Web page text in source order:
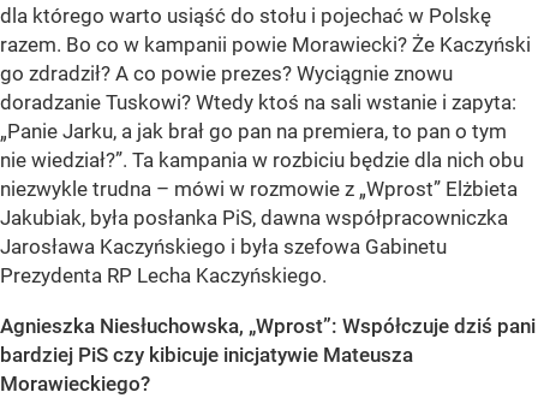
dla którego warto usiąść do stołu i pojechać w Polskę
razem. Bo co w kampanii powie Morawiecki? Że Kaczyński
go zdradził? A co powie prezes? Wyciągnie znowu
doradzanie Tuskowi? Wtedy ktoś na sali wstanie i zapyta:
„Panie Jarku, a jak brał go pan na premiera, to pan o tym
nie wiedział?”. Ta kampania w rozbiciu będzie dla nich obu
niezwykle trudna – mówi w rozmowie z „Wprost” Elżbieta
Jakubiak, była posłanka PiS, dawna współpracowniczka
Jarosława Kaczyńskiego i była szefowa Gabinetu
Prezydenta RP Lecha Kaczyńskiego.
Agnieszka Niesłuchowska, „Wprost”: Współczuje dziś pani
bardziej PiS czy kibicuje inicjatywie Mateusza
Morawieckiego?